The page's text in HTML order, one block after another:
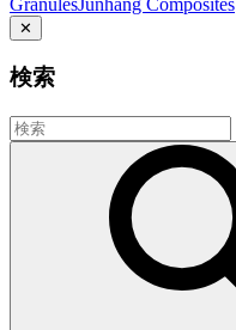
✕
検索